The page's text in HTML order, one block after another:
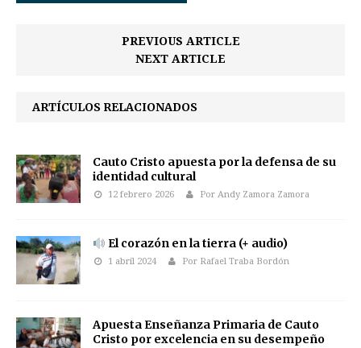
PREVIOUS ARTICLE
NEXT ARTICLE
ARTÍCULOS RELACIONADOS
Cauto Cristo apuesta por la defensa de su
identidad cultural
12 febrero 2026 Por Andy Zamora Zamora
El corazón en la tierra (+ audio)
1 abril 2024 Por Rafael Traba Bordón
Apuesta Enseñanza Primaria de Cauto
Cristo por excelencia en su desempeño